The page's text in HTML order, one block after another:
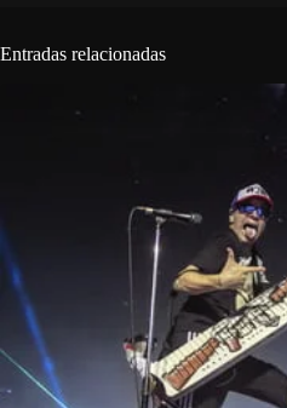
Entradas relacionadas